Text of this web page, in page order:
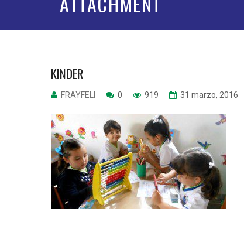
KINDER
FRAYFELI 0 919 31 marzo, 2016